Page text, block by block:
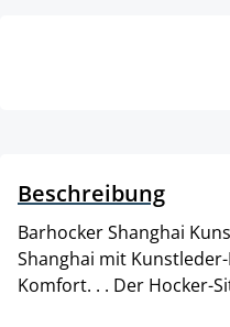
Beschreibung
Barhocker Shanghai
Shanghai mit
Komfort. . . Der Hocker-